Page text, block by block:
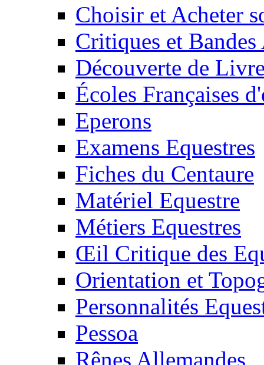
Choisir et Acheter
Critiques et
Découverte de
Écoles Françaises
Eperons
Examens Equestres
Fiches du Centaure
Matériel Equestre
Métiers Equestres
Œil Critique des
Orientation et
Personnalités
Pessoa
Rênes Allemandes